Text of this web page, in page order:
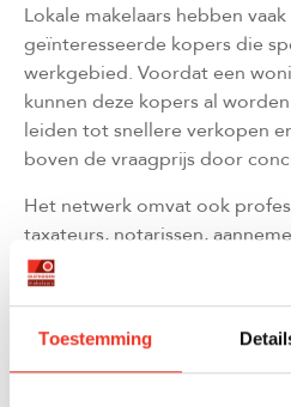
Toestemming
Lokale makelaars hebben
geïnteresseerde kopers die
werkgebied. Voordat een
kunnen deze kopers al
leiden tot snellere verkopen
boven de vraagprijs door
Het netwerk omvat ook
taxateurs, notarissen,
die bekend zijn met de lokale
kunnen het verkoopproces
Bovendien hebben lokale
met collega-makelaars in de